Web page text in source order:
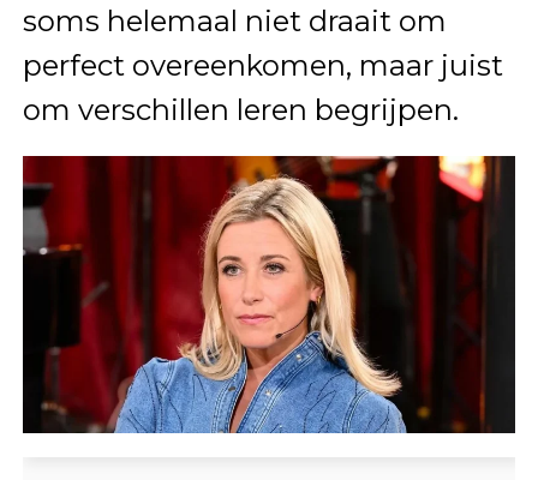
soms helemaal niet draait om
perfect overeenkomen, maar juist
om verschillen leren begrijpen.